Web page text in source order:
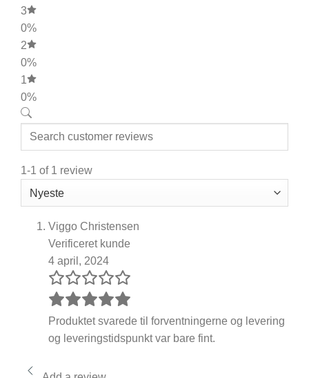
3
0%
2
0%
1
0%
1-1 of 1 review
Viggo Christensen
Verificeret kunde
4 april, 2024
Produktet svarede til forventningerne og levering
og leveringstidspunkt var bare fint.